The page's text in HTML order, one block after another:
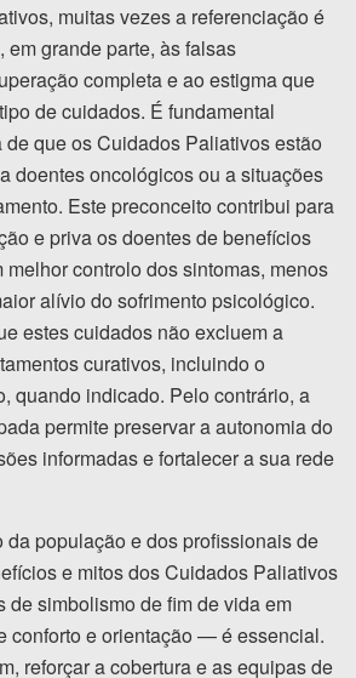
muitas vezes a referenciação é
em grande parte, às falsas
completa e ao estigma que
de cuidados. É fundamental
que os Cuidados Paliativos estão
doentes oncológicos ou a situações
Este preconceito contribui para
e priva os doentes de benefícios
melhor controlo dos sintomas, menos
alívio do sofrimento psicológico.
estes cuidados não excluem a
curativos, incluindo o
quando indicado. Pelo contrário, a
permite preservar a autonomia do
informadas e fortalecer a sua rede
da população e dos profissionais de
e mitos dos Cuidados Paliativos
simbolismo de fim de vida em
conforto e orientação — é essencial.
reforçar a cobertura e as equipas de